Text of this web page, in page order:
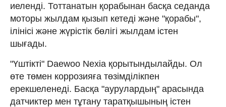
иеленді. Тоттанатын қорабынан басқа седанда
моторы жылдам қызып кетеді және "қорабы",
ілінісі және жүрістік бөлігі жылдам істен
шығады.
"Үштікті" Daewoo Nexia қорытындылайды. Ол
өте төмен коррозияға төзімділікпен
ерекшеленеді. Басқа "аурулардың" арасында
датчиктер мен тұтану таратқышының істен